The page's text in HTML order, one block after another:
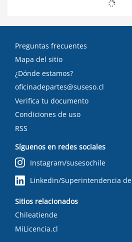
Preguntas frecuentes
Mapa del sitio
¿Dónde estamos?
oficinadepartes@suseso.cl
Verifica tu documento
Condiciones de uso
RSS
Síguenos en redes sociales
Instagram/susesochile
Linkedin/Superintendencia
Sitios relacionados
Chileatiende
MiLicencia.cl